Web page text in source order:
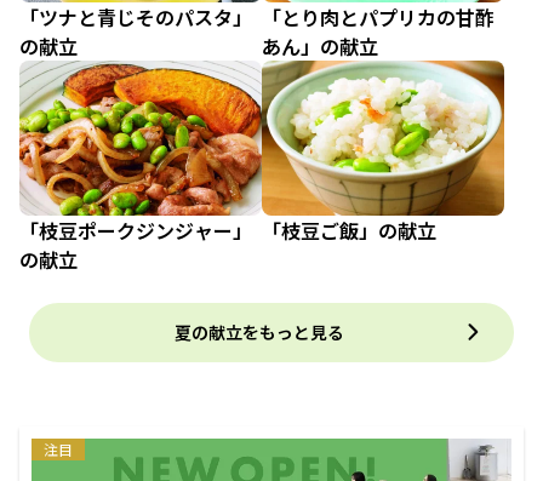
「ツナと青じそのパスタ」
の献立
「とり肉とパプリカの甘酢
あん」の献立
「枝豆ポークジンジャー」
の献立
「枝豆ご飯」の献立
夏の献立をもっと見る
注目